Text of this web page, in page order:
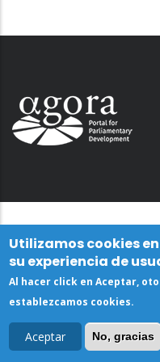
Utilizamos cookies
su experiencia de
Al hacer click en Aceptar,
establezcamos cookies.
Aceptar No, gracias